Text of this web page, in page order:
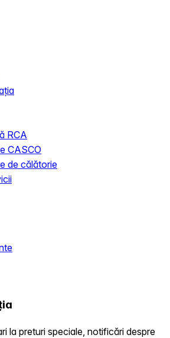
RCA
CASCO
de călătorie
la preturi speciale, notificări despre